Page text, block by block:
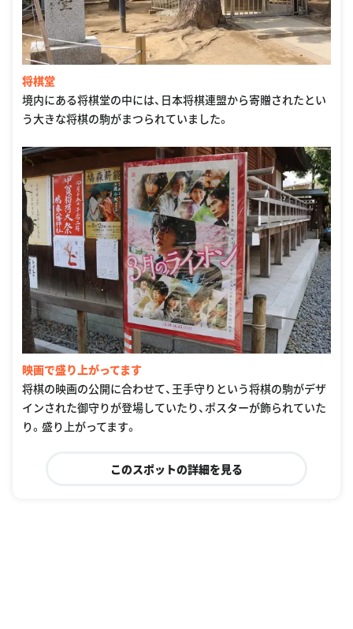
将棋堂
境内にある将棋堂の中には、日本将棋連盟から寄贈されたとい
う大きな将棋の駒がまつられていました。
映画で盛り上がってます
将棋の映画の公開に合わせて、王手守りという将棋の駒がデザ
インされた御守りが登場していたり、ポスターが飾られていた
り。盛り上がってます。
このスポットの詳細を見る